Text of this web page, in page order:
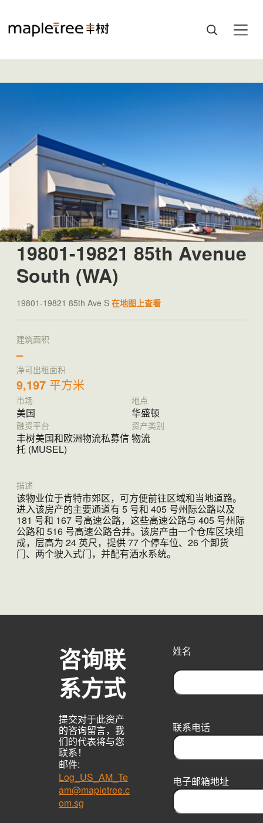
19801-19821 85th Avenue
South (WA)
19801-19821 85th Ave S 在地图上查看
建筑面积
–
净可出租面积
9,197 平方米
市场
美国
地点
华盛顿
融资平台
丰树美国和欧洲物流私募信
托 (MUSEL)
资产类别
物流
描述
该物业位于肯特市郊区，可方便前往区域和当地道路。
进入该房产的主要通道有 5 号和 405 号州际公路以及
181 号和 167 号高速公路，这些高速公路与 405 号州际
公路和 516 号高速公路合并。该房产由一个仓库区块组
成，层高为 24 英尺，提供 77 个停车位、26 个卸货
门、两个驶入式门，并配有洒水系统。
咨询联
系方式
提交对于此资产
的咨询留言，我
们的代表将与您
联系！
邮件:
Log_US_AM_Te
am@mapletree.c
om.sg
姓名
r
s
t
联系电话
电子邮箱地址